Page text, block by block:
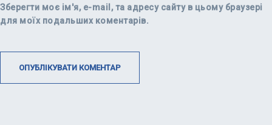
Зберегти моє ім'я, e-mail, та адресу сайту в цьому браузері
для моїх подальших коментарів.